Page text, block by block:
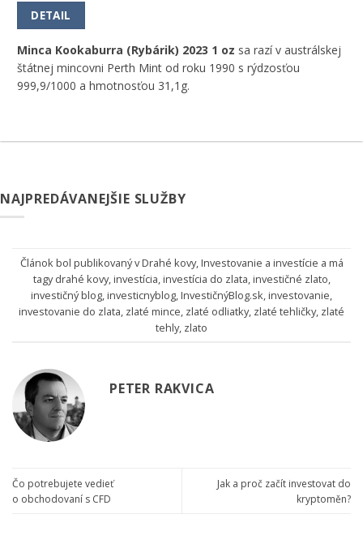
DETAIL
Minca Kookaburra (Rybárik) 2023 1 oz sa razí v austrálskej
štátnej mincovni Perth Mint od roku 1990 s rýdzosťou
999,9/1000 a hmotnosťou 31,1g.
NAJPREDÁVANEJŠIE SLUŽBY
Článok bol publikovaný vDrahé kovy,Investovanie a investície a má
tagydrahé kovy,investícia,investícia do zlata,investičné zlato,
investičný blog,investicnyblog,InvestičnýBlog.sk,investovanie,
investovanie do zlata, zlaté mince, zlaté odliatky, zlaté tehličky, zlaté
tehly, zlato
PETER RAKVICA
Čo potrebujete vedieť
o obchodovaní s CFD
Jak a proč začít investovat do
kryptoměn?